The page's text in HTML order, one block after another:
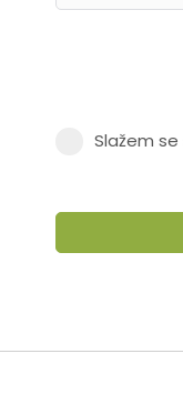
Slažem se